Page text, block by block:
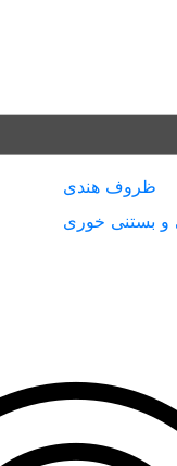
ظروف هندی
و بستنی خوری